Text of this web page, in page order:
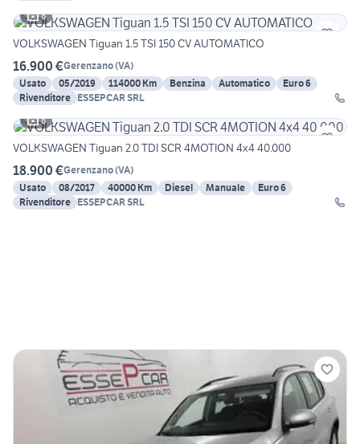
8
VOLKSWAGEN Tiguan 1.5 TSI 150 CV AUTOMATICO
16.900 €Gerenzano(VA)
Usato
05/2019 114000 Km Benzina Automatico
Euro 6
Rivenditore ESSEPCAR SRL
8
VOLKSWAGEN Tiguan 2.0 TDI SCR 4MOTION 4x4 40.000
18.900 €Gerenzano(VA)
Usato
08/2017 40000 Km Diesel Manuale
Euro 6
Rivenditore ESSEPCAR SRL